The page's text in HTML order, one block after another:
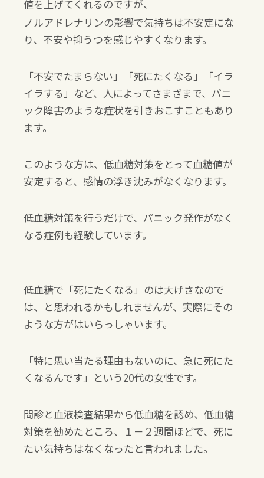
値を上げてくれるのですが、
ノルアドレナリンの影響で気持ちは不安定にな
り、不安や抑うつを感じやすくなります。
「不安でたまらない」「死にたくなる」「イラ
イラする」など、人によってさまざまで、パニ
ック障害のような症状を引きおこすこともあり
ます。
このような方は、低血糖対策をとって血糖値が
安定すると、感情の浮き沈みがなくなります。
低血糖対策を行うだけで、パニック発作がなく
なる症例も経験しています。
低血糖で「死にたくなる」のは大げさなので
は、と思われるかもしれませんが、実際にその
ような方がはいらっしゃいます。
「特に思い当たる理由もないのに、急に死にた
くなるんです」という20代の女性です。
問診と血液検査結果から低血糖を認め、低血糖
対策を勧めたところ、１－２週間ほどで、死に
たい気持ちはなくなったと言われました。